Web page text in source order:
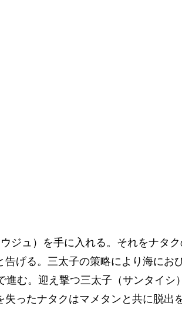
ュ）を手に入れる。それをナタ
げる。三太子の策略により海にお
む。迎え撃つ三太子（サンタイ
ったナタクはマメタンと共に脱出